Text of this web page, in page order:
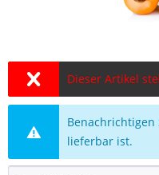
Dieser Artikel
Benachrichtigen
lieferbar ist.